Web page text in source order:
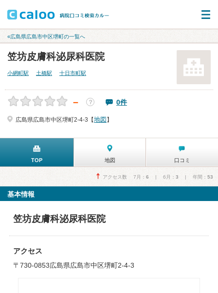
«広島県広島市中区堺町の一覧へ
笠坊皮膚科泌尿科医院
小網町駅 土橋駅 十日市町駅
－ ？ 0件
広島県広島市中区堺町2-4-3【地図 】
TOP 地図 口コミ
アクセス数 7月： 6 | 6月： 3 | 年間： 53
基本情報
笠坊皮膚科泌尿科医院
アクセス
〒730-0853広島県広島市中区堺町2-4-3